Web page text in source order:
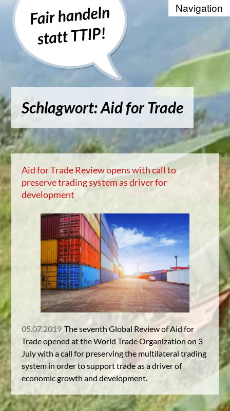
Recherche
Positionen
Die WTO und der Welthandel
Kontakt
Suche
Kampagnenbanner zum
Datenschutzerklärung
Schlagwort: Aid for Trade
Aid for Trade Review opens with call to
preserve trading system as driver for
development
05.07.2019 The seventh Global Review of Aid for
Trade opened at the World Trade Organization on 3
July with a call for preserving the multilateral trading
system in order to support trade as a driver of
economic growth and development.